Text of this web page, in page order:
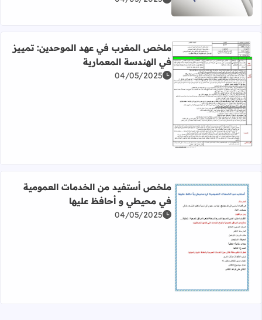
اقرأ المزيد عن ملخص المغرب في عهد الموحدين: تمييز في
ملخص المغرب في عهد الموحدين: تمييز
في الهندسة المعمارية
04/05/2025
اقرأ المزيد عن ملخص أستفيد من الخدمات العمومية في
ملخص أستفيد من الخدمات العمومية
في محيطي و أحافظ عليها
04/05/2025